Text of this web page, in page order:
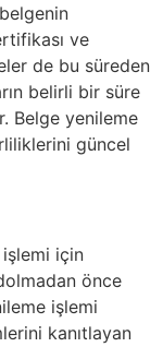
ve
de bu süreden
belirli bir süre
Belge yenileme
güncel
için
önce
işlemi
kanıtlayan